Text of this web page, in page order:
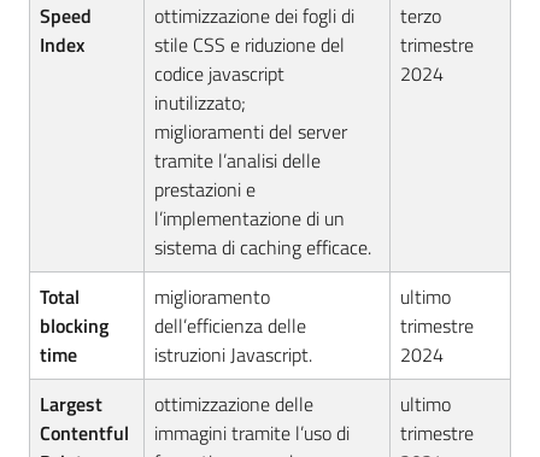
Speed
Index
ottimizzazione dei fogli di
stile CSS e riduzione del
codice javascript
inutilizzato;
miglioramenti del server
tramite l’analisi delle
prestazioni e
l’implementazione di un
sistema di caching efficace.
terzo
trimestre
2024
Total
blocking
time
miglioramento
dell’efficienza delle
istruzioni Javascript.
ultimo
trimestre
2024
Largest
Contentful
ottimizzazione delle
immagini tramite l’uso di
ultimo
trimestre